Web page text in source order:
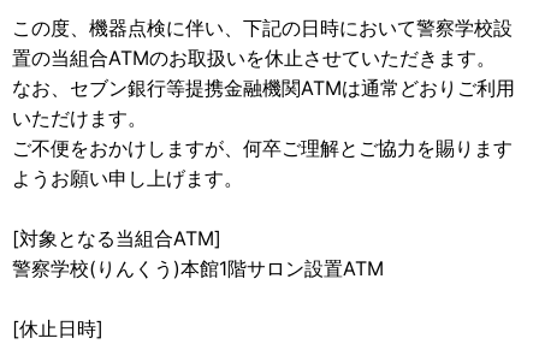
この度、機器点検に伴い、下記の日時において警察学校設
置の当組合ATMのお取扱いを休止させていただきます。
なお、セブン銀行等提携金融機関ATMは通常どおりご利用
いただけます。
ご不便をおかけしますが、何卒ご理解とご協力を賜ります
ようお願い申し上げます。
[対象となる当組合ATM]
警察学校(りんくう)本館1階サロン設置ATM
[休止日時]